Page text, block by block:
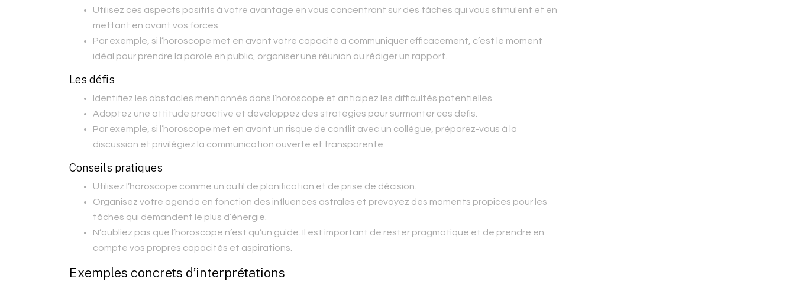
Utilisez ces aspects positifs à votre avantage en vous concentrant sur des tâches qui vous stimulent et en
mettant en avant vos forces.
Par exemple, si l’horoscope met en avant votre capacité à communiquer efficacement, c’est le moment
idéal pour prendre la parole en public, organiser une réunion ou rédiger un rapport.
Les défis
Identifiez les obstacles mentionnés dans l’horoscope et anticipez les difficultés potentielles.
Adoptez une attitude proactive et développez des stratégies pour surmonter ces défis.
Par exemple, si l’horoscope met en avant un risque de conflit avec un collègue, préparez-vous à la
discussion et privilégiez la communication ouverte et transparente.
Conseils pratiques
Utilisez l’horoscope comme un outil de planification et de prise de décision.
Organisez votre agenda en fonction des influences astrales et prévoyez des moments propices pour les
tâches qui demandent le plus d’énergie.
N’oubliez pas que l’horoscope n’est qu’un guide. Il est important de rester pragmatique et de prendre en
compte vos propres capacités et aspirations.
Exemples concrets d’interprétations